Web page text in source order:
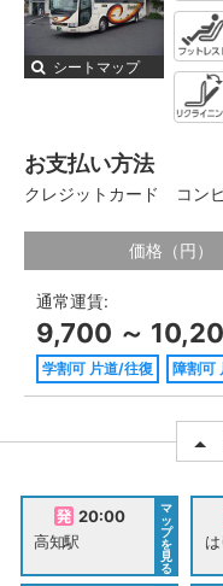
シートマップ
お支払い方法
クレジットカード コン
価格（円）
通常運賃:
9,700 ～
学割可 片道/往復 障割可
20:00
高知駅
マ
ッ
プ
を
見
る